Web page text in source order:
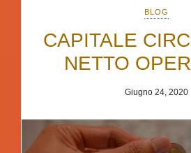
BLOG
CAPITALE
NETTO
Giugno 24, 2020